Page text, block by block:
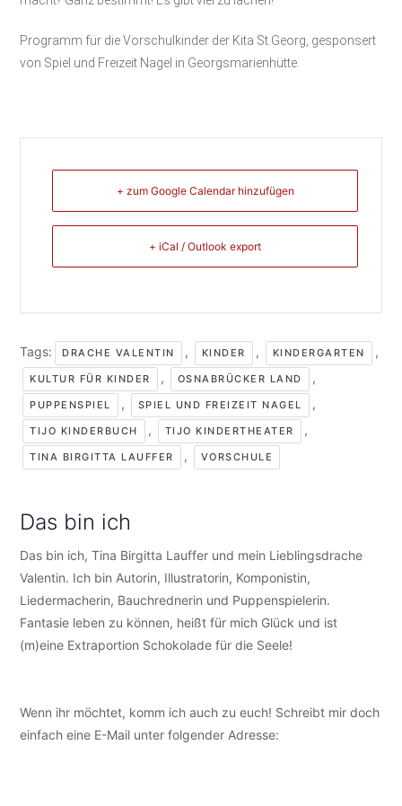
Programm für die Vorschulkinder der Kita St.Georg, gesponsert
von Spiel und Freizeit Nagel in Georgsmarienhütte.
+ zum Google Calendar hinzufügen
+ iCal / Outlook export
Tags: DRACHE VALENTIN , KINDER , KINDERGARTEN ,
KULTUR FÜR KINDER , OSNABRÜCKER LAND ,
PUPPENSPIEL , SPIEL UND FREIZEIT NAGEL ,
TIJO KINDERBUCH , TIJO KINDERTHEATER ,
TINA BIRGITTA LAUFFER , VORSCHULE
Das bin ich
Das bin ich, Tina Birgitta Lauffer und mein Lieblingsdrache
Valentin. Ich bin Autorin, Illustratorin, Komponistin,
Liedermacherin, Bauchrednerin und Puppenspielerin.
Fantasie leben zu können, heißt für mich Glück und ist
(m)eine Extraportion Schokolade für die Seele!
Wenn ihr möchtet, komm ich auch zu euch! Schreibt mir doch
einfach eine E-Mail unter folgender Adresse: